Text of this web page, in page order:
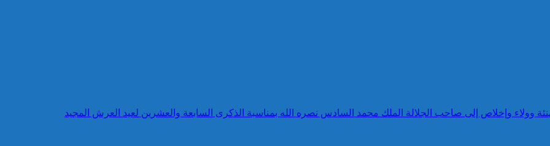
وولاء وإخلاص إلى صاحب الجلالة الملك محمد السادس نصره الله بمناسبة الذكرى السابعة والعشرين لعيد العرش المجيد